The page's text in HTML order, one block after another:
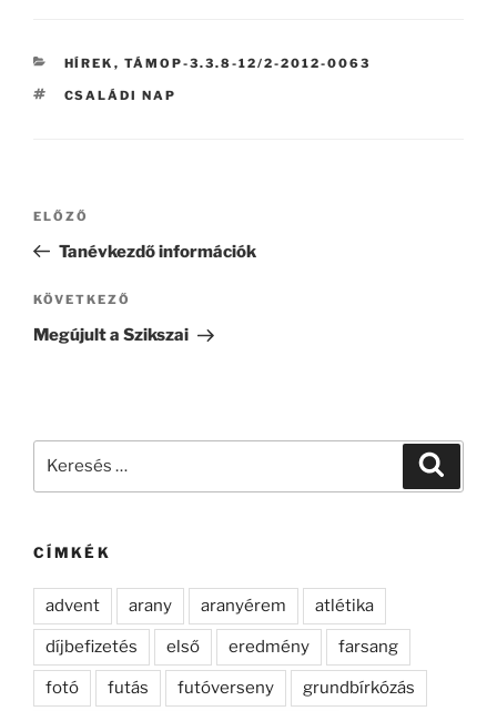
KATEGÓRIÁK
HÍREK , TÁMOP-3.3.8-12/2-2012-0063
CÍMKÉK
CSALÁDI NAP
Bejegyzés
Korábbi
bejegyzés
ELŐZŐ
Tanévkezdő információk
Következő
bejegyzés
KÖVETKEZŐ
Megújult a Szikszai
CÍMKÉK
advent arany aranyérem atlétika
díjbefizetés első eredmény farsang
fotó futás futóverseny grundbírkózás